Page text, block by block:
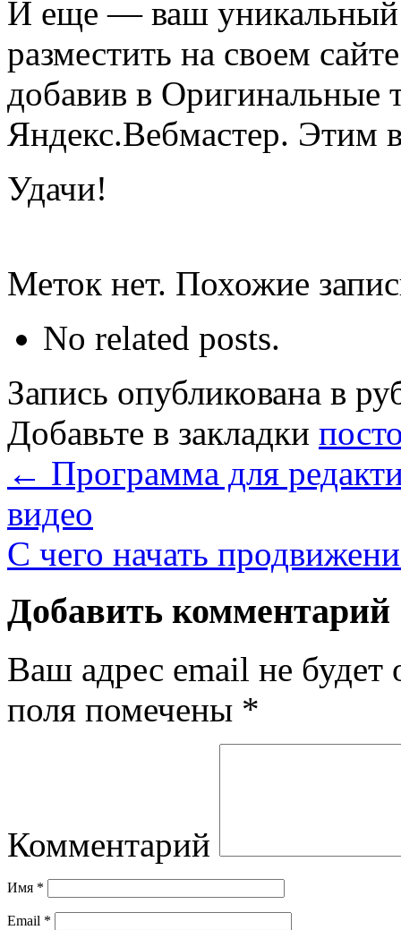
И еще — ваш уникальный
разместить на своем
добавив в Оригинальные
Яндекс.Вебмастер. Этим
Удачи!
Меток нет. Похожие
No related posts.
Запись опубликована в
Добавьте в закладки
← Программа для
видео
С чего начать
Добавить комментарий
Ваш адрес email не будет
поля помечены *
Комментарий
Имя *
Email *